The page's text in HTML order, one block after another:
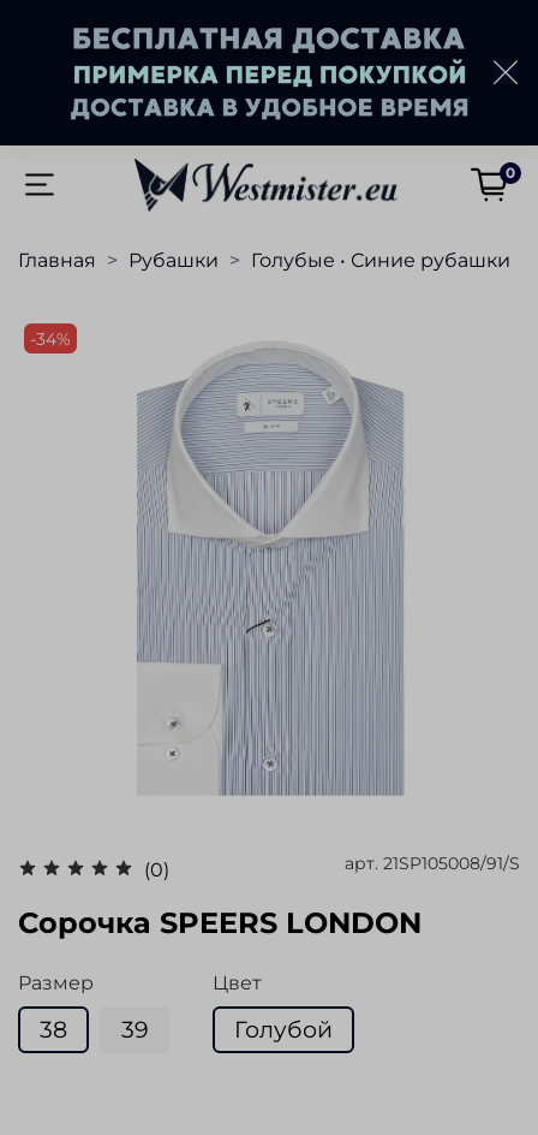
0
Главная Рубашки Голубые • Синие рубашки
-34%
(0) арт. 21SP105008/91/S
Сорочка SPEERS LONDON
Размер
38 39
Цвет
Голубой